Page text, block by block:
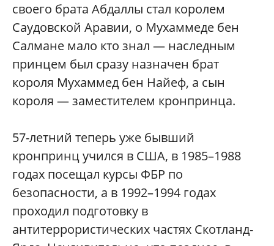
своего брата Абдаллы стал королем
Саудовской Аравии, о Мухаммеде бен
Салмане мало кто знал — наследным
принцем был сразу назначен брат
короля Мухаммед бен Найеф, а сын
короля — заместителем кронпринца.
57-летний теперь уже бывший
кронпринц учился в США, в 1985–1988
годах посещал курсы ФБР по
безопасности, а в 1992–1994 годах
проходил подготовку в
антитеррористических частях Скотланд-